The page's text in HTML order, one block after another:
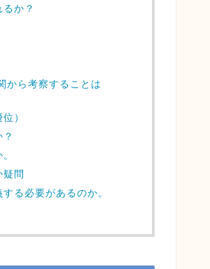
か？
から考察することは
）
問
る必要があるのか。